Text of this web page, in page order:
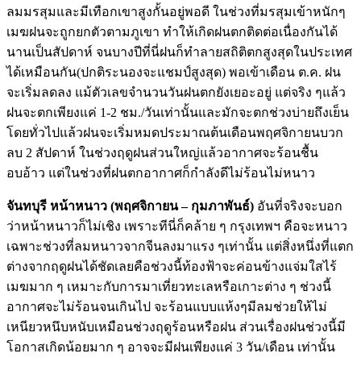
ลมมรสุมและมีเทือกเขาสูงกั้นอยู่พอดี ในช่วงที่มรสุมเข้าหนักๆ
เมฆฝนจะถูกยกตัวตามภูเขา ทำให้เกิดฝนตกติดต่อเนื่องกันได้
นานเป็นสัปดาห์ จนบางปีที่นี่ฝนก็ทำลายสถิติตกสูงสุดในประเทศ
ได้เหมือนกัน(ปกติระนองจะแชมป์สูงสุด) พอเข้าเดือน ต.ค. ฝน
จะเริ่มลดลง แม้ตัวเลขจำนวนวันฝนตกยังเยอะอยู่ แต่จริง ๆแล้ว
ฝนจะตกเพียงแค่ 1-2 ชม./วันเท่านั้นและมักจะตกช่วงบ่ายถึงเย็น
โดยทั่วไปแล้วฝนจะเริ่มหมดประมาณต้นเดือนพฤศจิกายนบวก
ลบ 2 สัปดาห์ ในช่วงฤดูฝนส่วนใหญ่แล้วอากาศจะร้อนชื้น
อบอ้าว แต่ในช่วงที่ฝนตกอากาศก็กำลังดีไม่ร้อนไม่หนาว
จันทบุรี หน้าหนาว (พฤศจิกายน – กุมภาพันธ์) อันที่จริงจะบอก
ว่าหน้าหนาวก็ไม่เชิง เพราะทีนี่ก็คล้าย ๆ กรุงเทพฯ คือจะหนาว
เฉพาะช่วงที่ลมหนาวจากจีนลงมาแรง ๆเท่านั้น แต่สิ่งหนึ่งที่แตก
ต่างจากฤดูฝนได้ชัดเลยคือช่วงนี้ท้องฟ้าจะค่อนข้างแจ่มใสไร้
เมฆมาก ๆ เหมาะกับการมาเที่ยวทะเลหรือเกาะต่าง ๆ ช่วงนี้
อากาศจะไม่ร้อนจนเกินไป จะร้อนแบบแห้งๆมีลมช่วยให้ไม่
เหนียวหนึบหนับเหมือนช่วงฤดูร้อนหรือฝน ส่วนเรื่องฝนช่วงนี้มี
โอกาสเกิดน้อยมาก ๆ อาจจะมีฝนเพียงแค่ 3 วัน/เดือน เท่านั้น